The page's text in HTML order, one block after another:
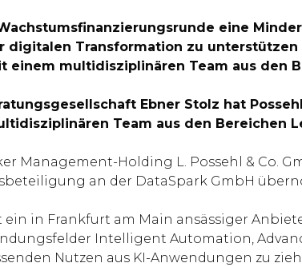
eine
Transformation zu unterstützen
multidisziplinären Team aus den
Ebner Stolz hat
Team aus den Bereichen
Management-Holding L. Possehl & Co.
an der DataSpark GmbH
in Frankfurt am Main ansässiger
Intelligent Automation,
Nutzen aus KI-Anwendungen zu